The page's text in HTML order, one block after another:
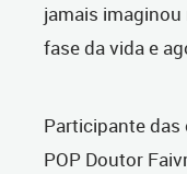
jamais
fase da vida e
Participante
POP Doutor